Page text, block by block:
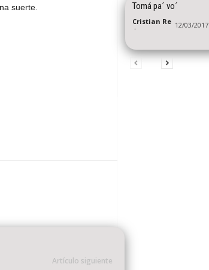
suerte.
Artículo siguiente
Tomá pa´ vo´
Cristian Re
- 12/03/2017